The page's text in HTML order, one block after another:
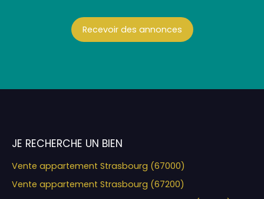
Recevoir des annonces
JE RECHERCHE UN BIEN
Vente appartement Strasbourg (67000)
Vente appartement Strasbourg (67200)